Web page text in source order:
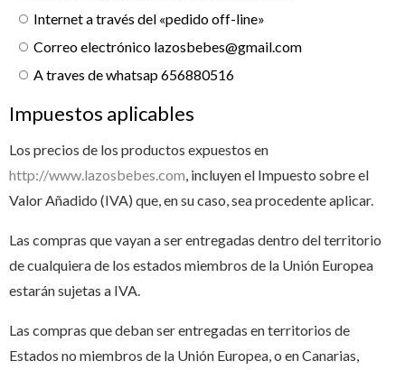
Internet a través del «pedido off-line»
Correo electrónico lazosbebes@gmail.com
A traves de whatsap 656880516
Impuestos aplicables
Los precios de los productos expuestos en
http://www.lazosbebes.com, incluyen el Impuesto sobre el
Valor Añadido (IVA) que, en su caso, sea procedente aplicar.
Las compras que vayan a ser entregadas dentro del territorio
de cualquiera de los estados miembros de la Unión Europea
estarán sujetas a IVA.
Las compras que deban ser entregadas en territorios de
Estados no miembros de la Unión Europea, o en Canarias,